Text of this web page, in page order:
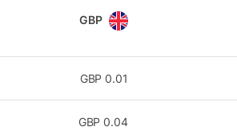
GBP
0.01
GBP
0.04
GBP